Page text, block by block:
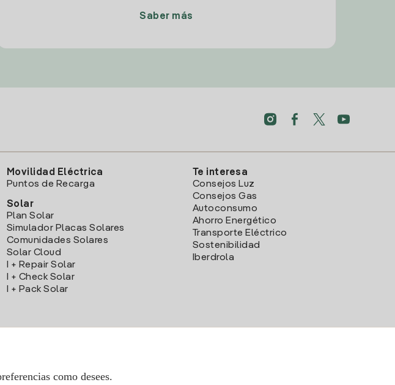
Saber más
Movilidad Eléctrica
Puntos de Recarga
Solar
Plan Solar
Simulador Placas Solares
Comunidades Solares
Solar Cloud
I + Repair Solar
I + Check Solar
I + Pack Solar
Te interesa
Consejos Luz
Consejos Gas
Autoconsumo
Ahorro Energético
Transporte Eléctrico
Sostenibilidad
Iberdrola
como desees.